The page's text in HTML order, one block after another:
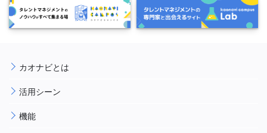
カオナビとは
活用シーン
機能